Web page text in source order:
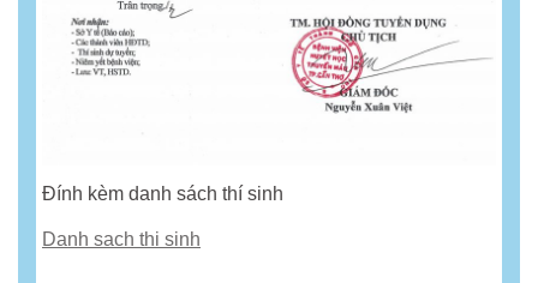
Đính kèm danh sách thí sinh
Danh sach thi sinh